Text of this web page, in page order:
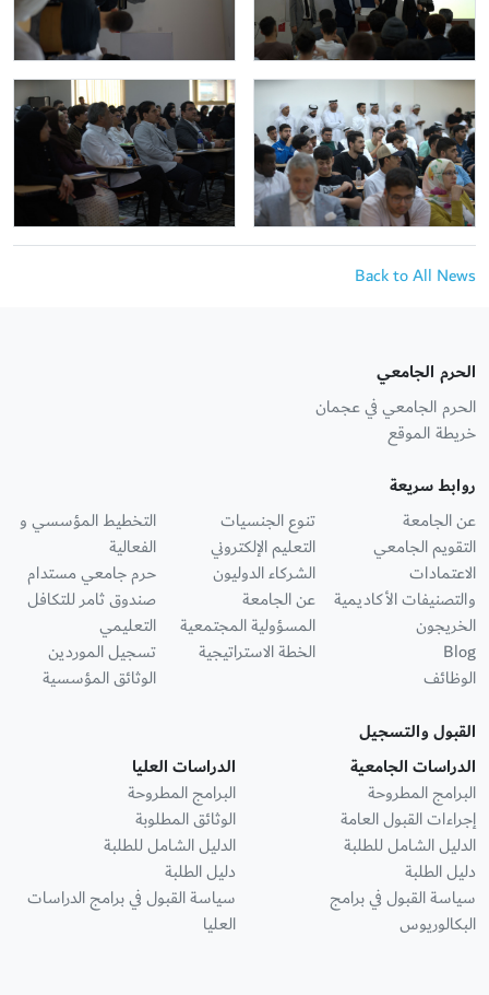
Back to All News
الحرم الجامعي
الحرم الجامعي في عجمان
خريطة الموقع
روابط سريعة
عن الجامعة
التقويم الجامعي
الاعتمادات
والتصنيفات الأكاديمية
الخريجون
Blog
الوظائف
تنوع الجنسيات
التعليم الإلكتروني
الشركاء الدوليون
عن الجامعة
المسؤولية المجتمعية
الخطة الاستراتيجية
التخطيط المؤسسي و
الفعالية
حرم جامعي مستدام
صندوق ثامر للتكافل
التعليمي
تسجيل الموردين
الوثائق المؤسسية
القبول والتسجيل
الدراسات الجامعية
البرامج المطروحة
إجراءات القبول العامة
الدليل الشامل للطلبة
دليل الطلبة
سياسة القبول في برامج
البكالوريوس
الدراسات العليا
البرامج المطروحة
الوثائق المطلوبة
الدليل الشامل للطلبة
دليل الطلبة
سياسة القبول في برامج الدراسات
العليا